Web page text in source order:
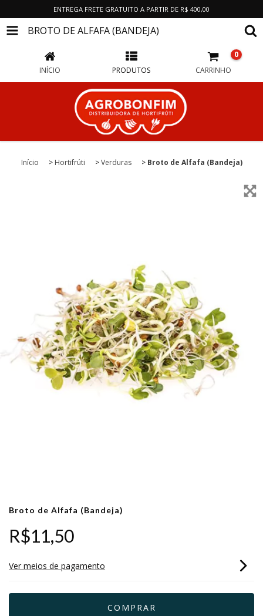
ENTREGA FRETE GRATUITO A PARTIR DE R$ 400,00
BROTO DE ALFAFA (BANDEJA)
INÍCIO PRODUTOS CARRINHO
0
Início > Hortifrúti > Verduras > Broto de Alfafa (Bandeja)
Broto de Alfafa (Bandeja)
R$11,50
Ver meios de pagamento